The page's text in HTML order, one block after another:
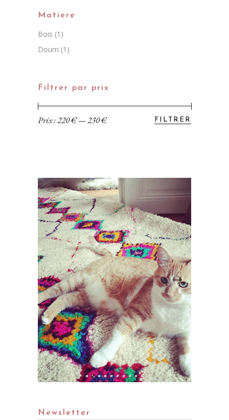
Matiere
Bois (1)
Doum (1)
Filtrer par prix
Prix
Prix FILTRER
Prix :220 €—230 €
Newsletter